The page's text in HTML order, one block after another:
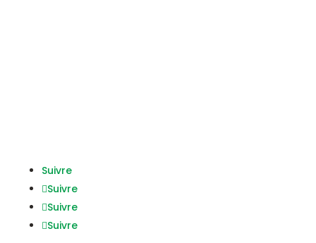
Suivre
Suivre
Suivre
Suivre